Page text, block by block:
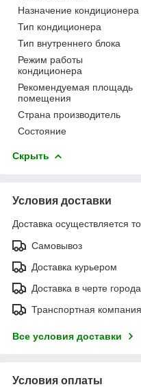
Назначение кондиционера
Тип кондиционера
Тип внутреннего блока
Режим работы
кондиционера
Рекомендуемая площадь
помещения
Страна производитель
Состояние
Скрыть
Условия доставки
Доставка осуществляется
Самовывоз
Доставка курьером
Доставка в черте города
Транспортная компания
Все условия доставки
Условия оплаты